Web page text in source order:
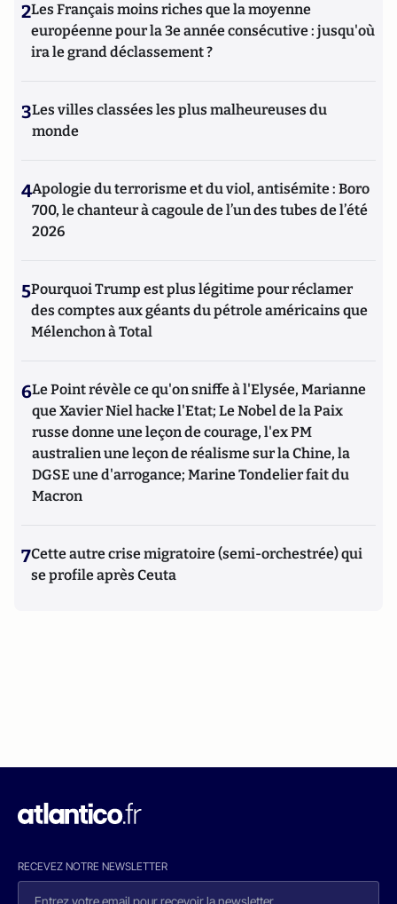
2Les Français moins riches que la moyenne
européenne pour la 3e année consécutive : jusqu'où
ira le grand déclassement ?
3Les villes classées les plus malheureuses du
monde
4Apologie du terrorisme et du viol, antisémite : Boro
700, le chanteur à cagoule de l’un des tubes de l’été
2026
5Pourquoi Trump est plus légitime pour réclamer
des comptes aux géants du pétrole américains que
Mélenchon à Total
6Le Point révèle ce qu'on sniffe à l'Elysée, Marianne
que Xavier Niel hacke l'Etat; Le Nobel de la Paix
russe donne une leçon de courage, l'ex PM
australien une leçon de réalisme sur la Chine, la
DGSE une d'arrogance; Marine Tondelier fait du
Macron
7Cette autre crise migratoire (semi-orchestrée) qui
se profile après Ceuta
RECEVEZ NOTRE NEWSLETTER